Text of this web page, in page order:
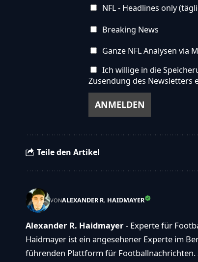
NFL - Headlines only
Breaking News
Ganze NFL Analysen via
Ich willige in die
Zusendung des Newsletters
Teile den Artikel
VONALEXANDER R. HAIDMAYER
Alexander R. Haidmayer- Experte für
Haidmayer ist ein angesehener Experte im
führenden Plattform für Footballnachrichten.